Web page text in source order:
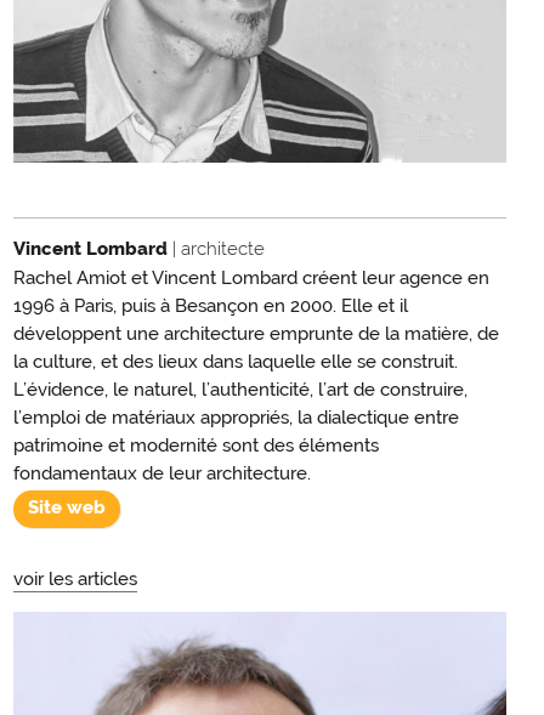
Vincent Lombard | architecte
Rachel Amiot et Vincent Lombard créent leur agence en
1996 à Paris, puis à Besançon en 2000. Elle et il
développent une architecture emprunte de la matière, de
la culture, et des lieux dans laquelle elle se construit.
L’évidence, le naturel, l’authenticité, l’art de construire,
l’emploi de matériaux appropriés, la dialectique entre
patrimoine et modernité sont des éléments
fondamentaux de leur architecture.
Site web
voir les articles